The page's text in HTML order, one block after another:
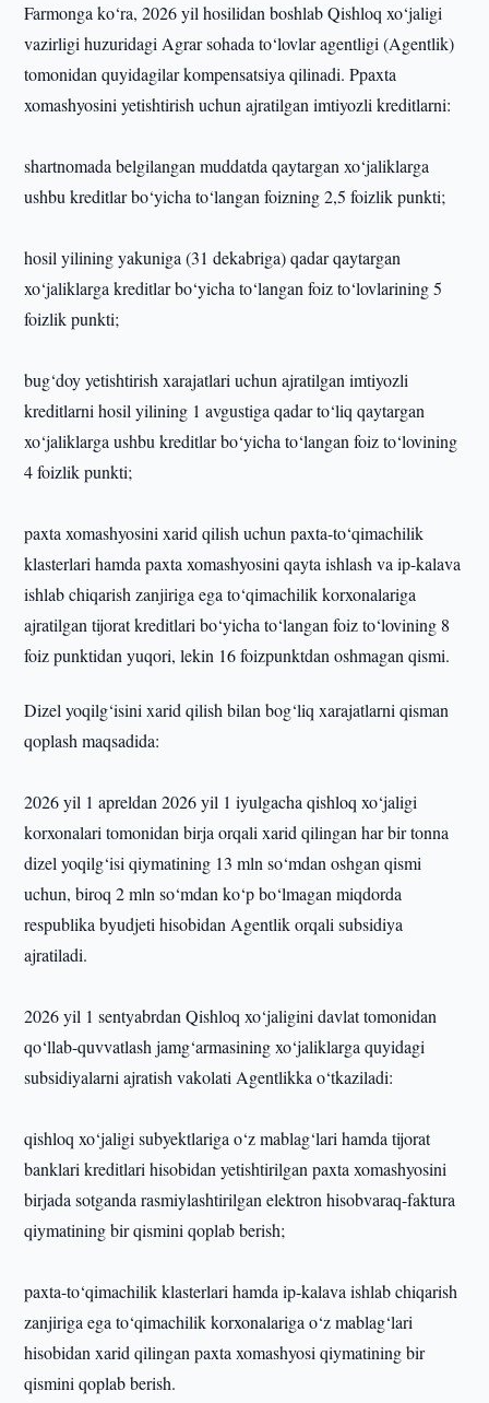
Farmonga ko‘ra, 2026 yil hosilidan boshlab Qishloq xo‘jaligi
vazirligi huzuridagi Agrar sohada to‘lovlar agentligi (Agentlik)
tomonidan quyidagilar kompensatsiya qilinadi. Ppaxta
xomashyosini yetishtirish uchun ajratilgan imtiyozli kreditlarni:
shartnomada belgilangan muddatda qaytargan xo‘jaliklarga
ushbu kreditlar bo‘yicha to‘langan foizning 2,5 foizlik punkti;
hosil yilining yakuniga (31 dekabriga) qadar qaytargan
xo‘jaliklarga kreditlar bo‘yicha to‘langan foiz to‘lovlarining 5
foizlik punkti;
bug‘doy yetishtirish xarajatlari uchun ajratilgan imtiyozli
kreditlarni hosil yilining 1 avgustiga qadar to‘liq qaytargan
xo‘jaliklarga ushbu kreditlar bo‘yicha to‘langan foiz to‘lovining
4 foizlik punkti;
paxta xomashyosini xarid qilish uchun paxta-to‘qimachilik
klasterlari hamda paxta xomashyosini qayta ishlash va ip-kalava
ishlab chiqarish zanjiriga ega to‘qimachilik korxonalariga
ajratilgan tijorat kreditlari bo‘yicha to‘langan foiz to‘lovining 8
foiz punktidan yuqori, lekin 16 foizpunktdan oshmagan qismi.
Dizel yoqilg‘isini xarid qilish bilan bog‘liq xarajatlarni qisman
qoplash maqsadida:
2026 yil 1 apreldan 2026 yil 1 iyulgacha qishloq xo‘jaligi
korxonalari tomonidan birja orqali xarid qilingan har bir tonna
dizel yoqilg‘isi qiymatining 13 mln so‘mdan oshgan qismi
uchun, biroq 2 mln so‘mdan ko‘p bo‘lmagan miqdorda
respublika byudjeti hisobidan Agentlik orqali subsidiya
ajratiladi.
2026 yil 1 sentyabrdan Qishloq xo‘jaligini davlat tomonidan
qo‘llab-quvvatlash jamg‘armasining xo‘jaliklarga quyidagi
subsidiyalarni ajratish vakolati Agentlikka o‘tkaziladi:
qishloq xo‘jaligi subyektlariga o‘z mablag‘lari hamda tijorat
banklari kreditlari hisobidan yetishtirilgan paxta xomashyosini
birjada sotganda rasmiylashtirilgan elektron hisobvaraq-faktura
qiymatining bir qismini qoplab berish;
paxta-to‘qimachilik klasterlari hamda ip-kalava ishlab chiqarish
zanjiriga ega to‘qimachilik korxonalariga o‘z mablag‘lari
hisobidan xarid qilingan paxta xomashyosi qiymatining bir
qismini qoplab berish.